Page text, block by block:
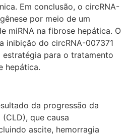
Em conclusão, o circRNA-
por meio de um
miRNA na fibrose hepática. O
inibição do circRNA-007371
para o tratamento
hepática.
da progressão da
que causa
ascite, hemorragia